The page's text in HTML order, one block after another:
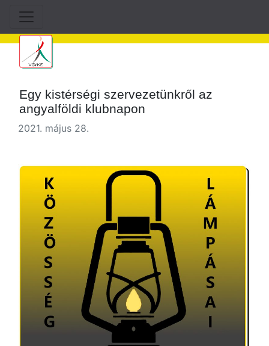
Egy kistérségi szervezetünkről az
angyalföldi klubnapon
2021. május 28.